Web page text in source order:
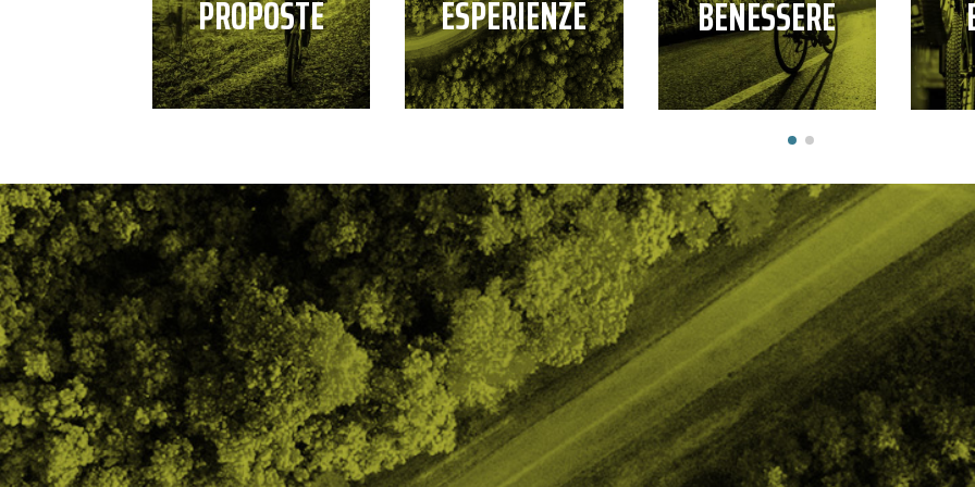
PROPOSTE ESPERIENZE BENESSERE